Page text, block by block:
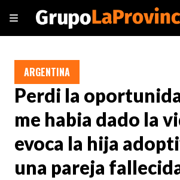
Perdi la
me habia dado la
evoca la hija
una pareja
ARGENTINA